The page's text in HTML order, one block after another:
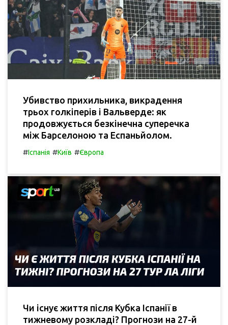
Убивство прихильника, викрадення
трьох голкіперів і Вальверде: як
продовжується безкінечна суперечка
між Барселоною та Еспаньйолом.
#Іспанія #Київ #Європа
Чи існує життя після Кубка Іспанії в
тижневому розкладі? Прогнози на 27-й